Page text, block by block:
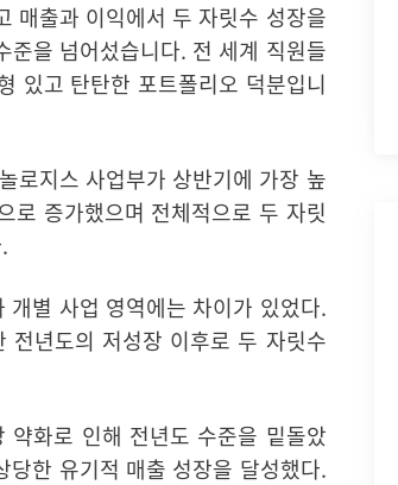
매출과 이익에서 두 자릿수 성장을
준을 넘어섰습니다. 전 세계 직원들
있고 탄탄한 포트폴리오 덕분입니
로지스 사업부가 상반기에 가장 높
로 증가했으며 전체적으로 두 자릿
.
개별 사업 영역에는 차이가 있었다.
전년도의 저성장 이후로 두 자릿수
화로 인해 전년도 수준을 밑돌았
한 유기적 매출 성장을 달성했다.